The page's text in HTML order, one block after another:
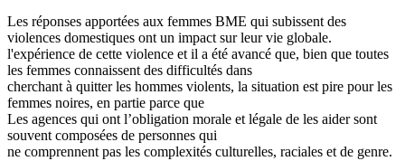
Les réponses apportées aux femmes BME qui subissent des
violences domestiques ont un impact sur leur vie globale.
l'expérience de cette violence et il a été avancé que, bien que toutes
les femmes connaissent des difficultés dans
cherchant à quitter les hommes violents, la situation est pire pour les
femmes noires, en partie parce que
Les agences qui ont l’obligation morale et légale de les aider sont
souvent composées de personnes qui
ne comprennent pas les complexités culturelles, raciales et de genre.